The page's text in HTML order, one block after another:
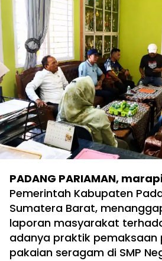
PADANG PARIAMAN,
Pemerintah Kabupaten
Sumatera Barat,
laporan masyarakat
adanya praktik pemaksaan
pakaian seragam di SMP